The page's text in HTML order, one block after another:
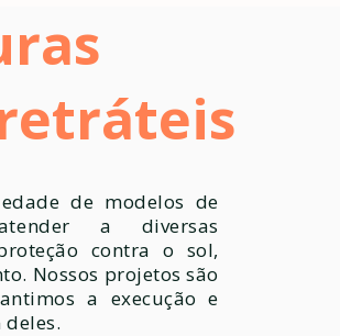
de modelos de
a diversas
contra o sol,
Nossos projetos são
a execução e